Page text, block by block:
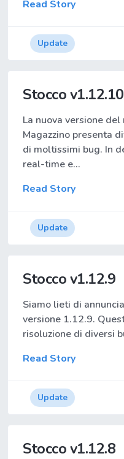
Read Story
Update
Stocco v1.12.10
La nuova versione
Magazzino presenta
di moltissimi bug. In
real-time e…
Read Story
Update
Stocco v1.12.9
Siamo lieti di
versione 1.12.9.
risoluzione di diversi
Read Story
Update
Stocco v1.12.8